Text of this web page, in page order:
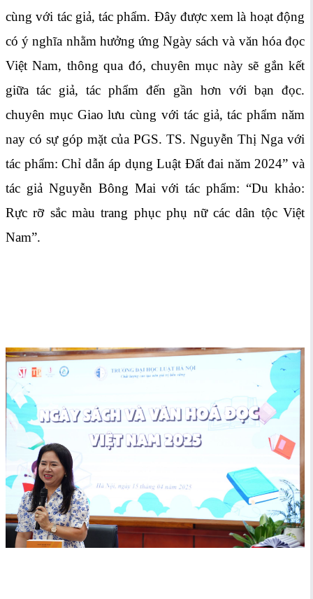
cùng với tác giả, tác phẩm. Đây được xem là hoạt động
có ý nghĩa nhằm hưởng ứng Ngày sách và văn hóa đọc
Việt Nam, thông qua đó, chuyên mục này sẽ gắn kết
giữa tác giả, tác phẩm đến gần hơn với bạn đọc.
chuyên mục Giao lưu cùng với tác giả, tác phẩm năm
nay có sự góp mặt của PGS. TS. Nguyễn Thị Nga với
tác phẩm: Chỉ dẫn áp dụng Luật Đất đai năm 2024” và
tác giả Nguyễn Bông Mai với tác phẩm: “Du khảo:
Rực rỡ sắc màu trang phục phụ nữ các dân tộc Việt
Nam”.